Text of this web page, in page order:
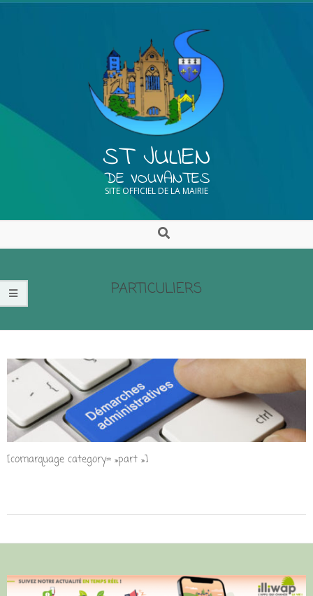
ST JULIEN
DE VOUVANTES
SITE OFFICIEL DE LA MAIRIE
PARTICULIERS
[comarquage category= »part »]